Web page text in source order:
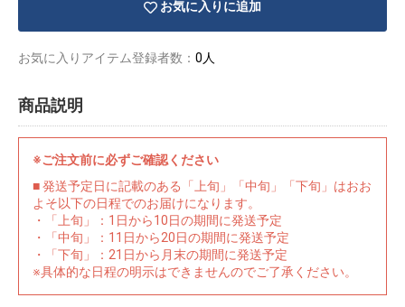
お気に入りに追加
お気に入りアイテム登録者数： 0人
商品説明
※ご注文前に必ずご確認ください
■ 発送予定日に記載のある「上旬」「中旬」「下旬」はおお
よそ以下の日程でのお届けになります。
・「上旬」：1日から10日の期間に発送予定
・「中旬」：11日から20日の期間に発送予定
・「下旬」：21日から月末の期間に発送予定
※具体的な日程の明示はできませんのでご了承ください。
イラストレ
ーター
アダルトグ
ッズ